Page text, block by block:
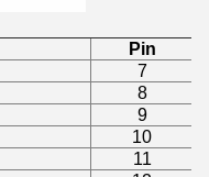
Pin
7
8
9
10
11